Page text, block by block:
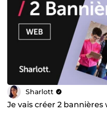
Sharlott
Je vais créer 2